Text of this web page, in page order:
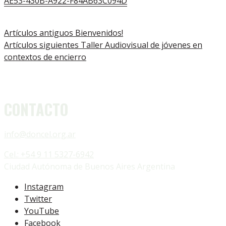
Artículos antiguos Bienvenidos!
Artículos siguientes Taller Audiovisual de jóvenes en
contextos de encierro
Instagram
Twitter
YouTube
Facebook